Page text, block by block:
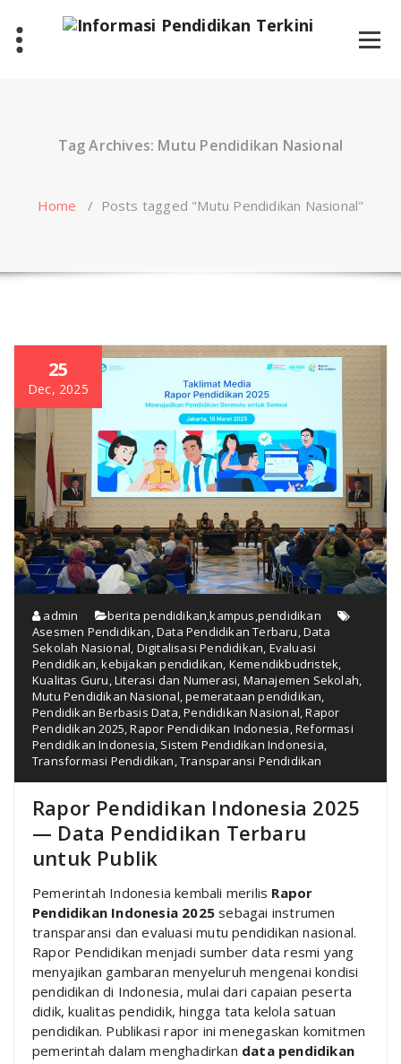
content
Tag Archives: Mutu Pendidikan Nasional
Home / Posts tagged "Mutu Pendidikan Nasional"
25
Dec, 2025
admin berita pendidikan,kampus,pendidikan
Asesmen Pendidikan,Data Pendidikan Terbaru,Data
Sekolah Nasional, Digitalisasi Pendidikan, Evaluasi
Pendidikan,kebijakan pendidikan, Kemendikbudristek,
Kualitas Guru,Literasi dan Numerasi, Manajemen Sekolah,
Mutu Pendidikan Nasional,pemerataan pendidikan,
Pendidikan Berbasis Data,Pendidikan Nasional,Rapor
Pendidikan 2025,Rapor Pendidikan Indonesia,Reformasi
Pendidikan Indonesia, Sistem Pendidikan Indonesia,
Transformasi Pendidikan,Transparansi Pendidikan
Rapor Pendidikan Indonesia 2025
— Data Pendidikan Terbaru
untuk Publik
Pemerintah Indonesia kembali merilis Rapor
Pendidikan Indonesia 2025 sebagai instrumen
transparansi dan evaluasi mutu pendidikan nasional.
Rapor Pendidikan menjadi sumber data resmi yang
menyajikan gambaran menyeluruh mengenai kondisi
pendidikan di Indonesia, mulai dari capaian peserta
didik, kualitas pendidik, hingga tata kelola satuan
pendidikan. Publikasi rapor ini menegaskan komitmen
pemerintah dalam menghadirkan data pendidikan